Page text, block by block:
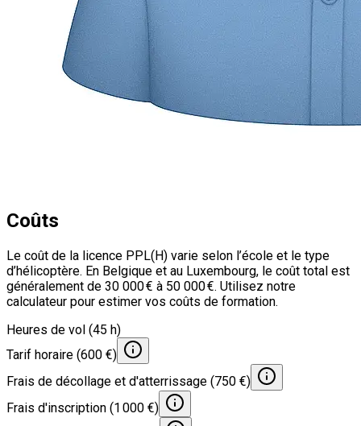
Coûts
Le coût de la licence PPL(H) varie selon l’école et le type
d’hélicoptère. En Belgique et au Luxembourg, le coût total est
généralement de 30 000 € à 50 000 €. Utilisez notre
calculateur pour estimer vos coûts de formation.
Heures de vol (45 h)
Tarif horaire (600 €)
Frais de décollage et d'atterrissage (750 €)
Frais d'inscription (1 000 €)